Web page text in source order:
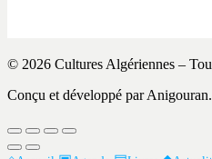
© 2026 Cultures Algériennes –
Conçu et développé par Anigouran.